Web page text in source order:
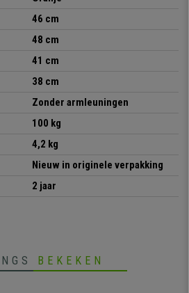
dikke vulling
met 4 grijze poten
46 cm
48 cm
41 cm
38 cm
Zonder armleuningen
100 kg
4,2 kg
Nieuw in originele verpakking
2 jaar
BEKEKEN